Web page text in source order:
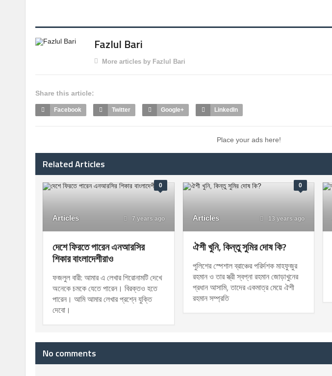
Fazlul Bari
More articles by Fazlul Bari
Share this article:
Facebook Twitter Google+ LinkedIn
Place your ads here!
Related Articles
0
Articles 7 years ago
দেশে ফিরতে পারেন এনআরসির
শিকার বাংলাদেশীরাও
ফজলুল বারী: আমার এ লেখার শিরোনামটি দেখে
অনেকে চমকে যেতে পারেন। বিরক্তও হতে
পারেন। আমি আমার লেখার প্রশ্নে যুক্তি
দেবো।
0
Articles 13 years ago
ঐশী খুনি, কিন্তু সুমির দোষ কি?
পুলিশের স্পেশাল ব্রাঞ্চের পরির্দশক মাহফুজুর
রহমান ও তার স্ত্রী স্বপ্না রহমান জোড়াখুনের
প্রধান আসামি, তাদের একমাত্র মেয়ে ঐশী
রহমান সম্প্রতি
No comments